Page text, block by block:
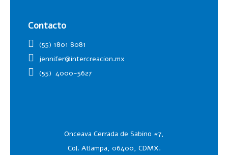
Contacto
(55) 1801 8081
jennifer@intercreacion.mx
(55) 4000-5627
Onceava Cerrada de Sabino #7,
Col. Atlampa, 06400, CDMX.